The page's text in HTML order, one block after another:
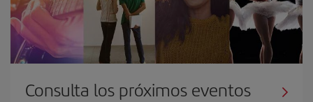
Consulta los próximos eventos